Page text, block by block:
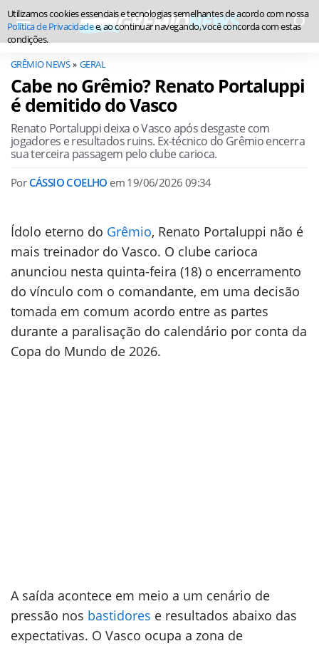
GRÊMIO NEWS GERAL
Cabe no Grêmio? Renato Portaluppi
é demitido do Vasco
Renato Portaluppi deixa o Vasco após desgaste com
jogadores e resultados ruins. Ex-técnico do Grêmio encerra
sua terceira passagem pelo clube carioca.
Por CÁSSIO COELHO em 19/06/2026 09:34
Ídolo eterno do Grêmio, Renato Portaluppi não é
mais treinador do Vasco. O clube carioca
anunciou nesta quinta-feira (18) o encerramento
do vínculo com o comandante, em uma decisão
tomada em comum acordo entre as partes
durante a paralisação do calendário por conta da
Copa do Mundo de 2026.
A saída acontece em meio a um cenário de
pressão nos bastidores e resultados abaixo das
expectativas. O Vasco ocupa a zona de
Utilizamos cookies essenciais e tecnologias semelhantes de acordo com nossa
Política de Privacidadee, ao continuar navegando, você concorda com estas
condições.